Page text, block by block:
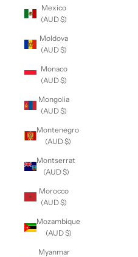
Mexico
(AUD $)
Moldova
(AUD $)
Monaco
(AUD $)
Mongolia
(AUD $)
Montenegro
(AUD $)
Montserrat
(AUD $)
Morocco
(AUD $)
Mozambique
(AUD $)
Myanmar